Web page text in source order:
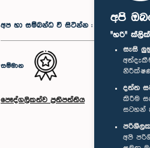
අපි
"හරි"
සැසි
දත්ත
කිරීම
සටහන්
අපි
අප හා සම්බන්ධ වී සිටින්න :
සම්මාන
පෞද්ගලිකත්ව ප්‍රතිපත්තිය